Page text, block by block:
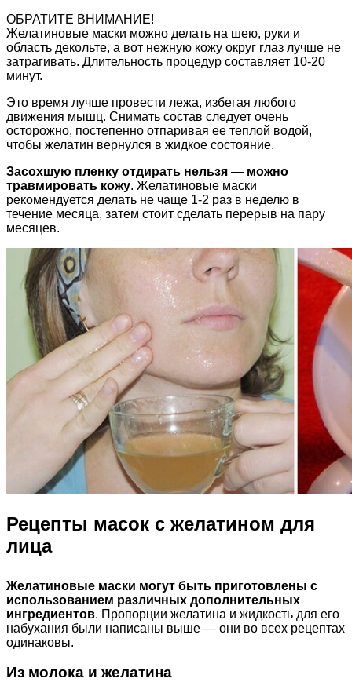
ОБРАТИТЕ ВНИМАНИЕ!
Желатиновые маски можно делать на шею, руки и
область декольте, а вот нежную кожу округ глаз лучше не
затрагивать. Длительность процедур составляет 10-20
минут.
Это время лучше провести лежа, избегая любого
движения мышц. Снимать состав следует очень
осторожно, постепенно отпаривая ее теплой водой,
чтобы желатин вернулся в жидкое состояние.
Засохшую пленку отдирать нельзя — можно
травмировать кожу. Желатиновые маски
рекомендуется делать не чаще 1-2 раз в неделю в
течение месяца, затем стоит сделать перерыв на пару
месяцев.
Рецепты масок с желатином для
лица
Желатиновые маски могут быть приготовлены с
использованием различных дополнительных
ингредиентов. Пропорции желатина и жидкость для его
набухания были написаны выше — они во всех рецептах
одинаковы.
Из молока и желатина